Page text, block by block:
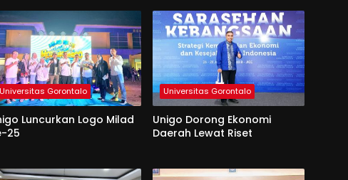
Universitas Gorontalo
Luncurkan Logo Milad
25
Universitas Gorontalo
Unigo Dorong Ekonomi
Daerah Lewat Riset